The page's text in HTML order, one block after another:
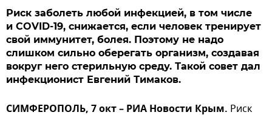
Риск заболеть любой инфекцией, в том числе
и COVID-19, снижается, если человек тренирует
свой иммунитет, болея. Поэтому не надо
слишком сильно оберегать организм, создавая
вокруг него стерильную среду. Такой совет дал
инфекционист Евгений Тимаков.
СИМФЕРОПОЛЬ, 7 окт – РИА Новости Крым. Риск